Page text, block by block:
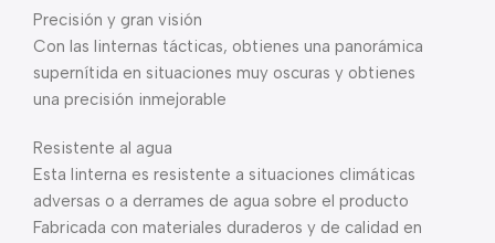
Precisión y gran visión
Con las linternas tácticas, obtienes una panorámica
supernítida en situaciones muy oscuras y obtienes
una precisión inmejorable
Resistente al agua
Esta linterna es resistente a situaciones climáticas
adversas o a derrames de agua sobre el producto
Fabricada con materiales duraderos y de calidad en